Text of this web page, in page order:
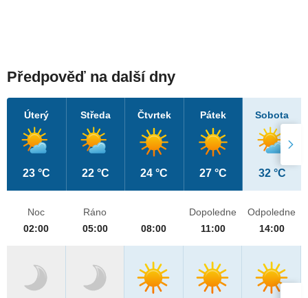
Předpověď na další dny
Úterý
23 °C
Středa
22 °C
Čtvrtek
24 °C
Pátek
27 °C
Sobota
32 °C
Noc
02:00
Ráno
05:00
08:00
Dopoledne
11:00
Odpoledne
14:00